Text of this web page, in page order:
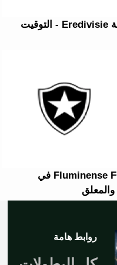
PEC Zwolle ضد AFC Ajax في قمة Eredivisie - التوقيت
تفاصيل مباراة Botafogo FR ضد Fluminense FC في
روابط هامة